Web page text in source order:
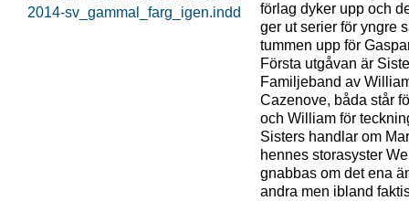
förlag dyker upp och
ger ut serier för yngre
tummen upp för
Första utgåvan är
Familjeband av
Cazenove, båda står
och William för
Sisters handlar om
hennes storasyster
gnabbas om det ena
andra men ibland